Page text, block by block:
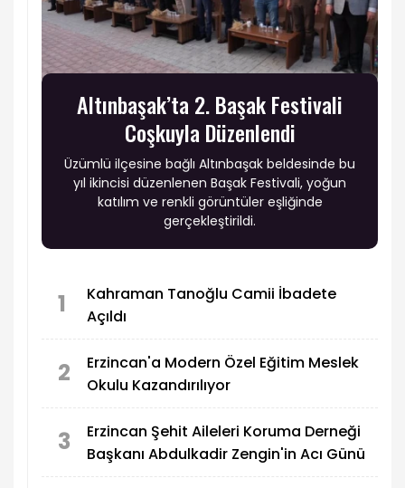
Altınbaşak’ta 2. Başak Festivali
Coşkuyla Düzenlendi
Üzümlü ilçesine bağlı Altınbaşak beldesinde bu
yıl ikincisi düzenlenen Başak Festivali, yoğun
katılım ve renkli görüntüler eşliğinde
gerçekleştirildi.
1
Kahraman Tanoğlu Camii İbadete
Açıldı
2
Erzincan'a Modern Özel Eğitim Meslek
Okulu Kazandırılıyor
3
Erzincan Şehit Aileleri Koruma Derneği
Başkanı Abdulkadir Zengin'in Acı Günü